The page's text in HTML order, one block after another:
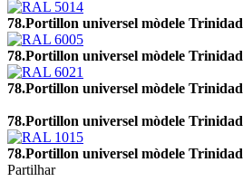
78.Portillon universel mòdele Trinidad
78.Portillon universel mòdele Trinidad
78.Portillon universel mòdele Trinidad
78.Portillon universel mòdele Trinidad
78.Portillon universel mòdele Trinidad
Partilhar